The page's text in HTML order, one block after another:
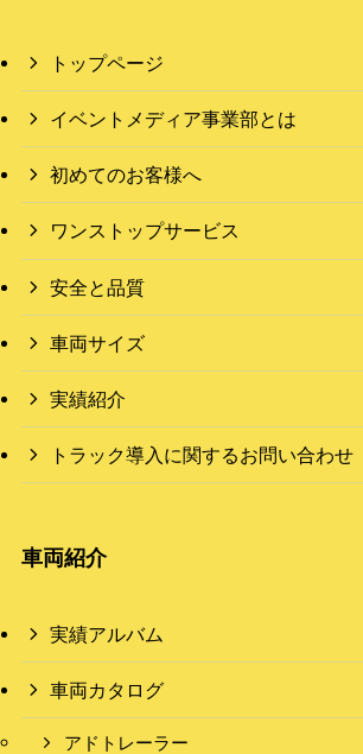
トップページ
イベントメディア事業部とは
初めてのお客様へ
ワンストップサービス
安全と品質
車両サイズ
実績紹介
トラック導入に関するお問い合わせ
車両紹介
実績アルバム
車両カタログ
アドトレーラー